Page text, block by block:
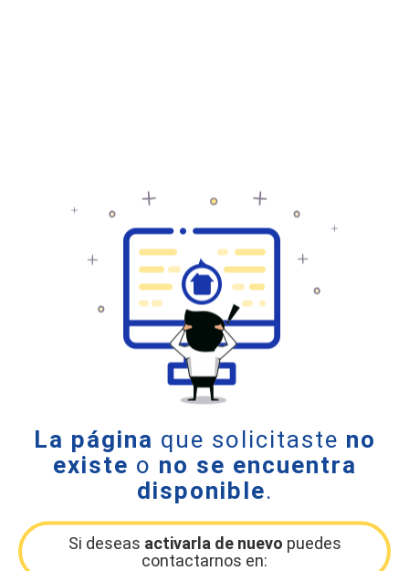
La página que solicitaste no
existe o no se encuentra
disponible.
Si deseas activarla de nuevo puedes
contactarnos en: